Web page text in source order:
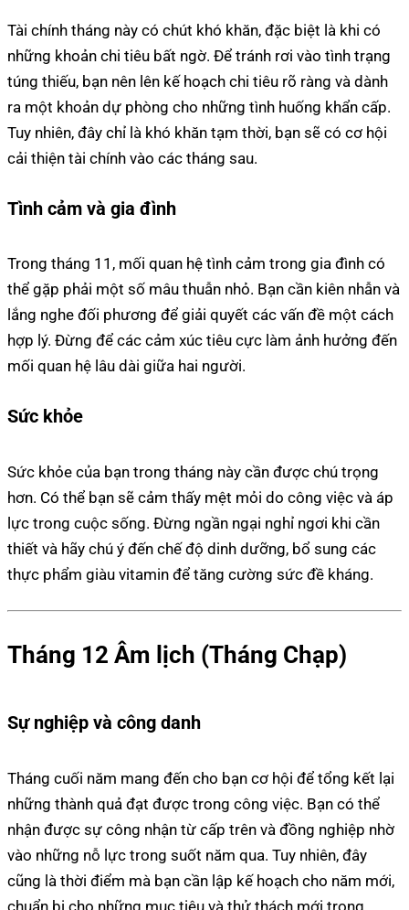
Tài chính tháng này có chút khó khăn, đặc biệt là khi có
những khoản chi tiêu bất ngờ. Để tránh rơi vào tình trạng
túng thiếu, bạn nên lên kế hoạch chi tiêu rõ ràng và dành
ra một khoản dự phòng cho những tình huống khẩn cấp.
Tuy nhiên, đây chỉ là khó khăn tạm thời, bạn sẽ có cơ hội
cải thiện tài chính vào các tháng sau.
Tình cảm và gia đình
Trong tháng 11, mối quan hệ tình cảm trong gia đình có
thể gặp phải một số mâu thuẫn nhỏ. Bạn cần kiên nhẫn và
lắng nghe đối phương để giải quyết các vấn đề một cách
hợp lý. Đừng để các cảm xúc tiêu cực làm ảnh hưởng đến
mối quan hệ lâu dài giữa hai người.
Sức khỏe
Sức khỏe của bạn trong tháng này cần được chú trọng
hơn. Có thể bạn sẽ cảm thấy mệt mỏi do công việc và áp
lực trong cuộc sống. Đừng ngần ngại nghỉ ngơi khi cần
thiết và hãy chú ý đến chế độ dinh dưỡng, bổ sung các
thực phẩm giàu vitamin để tăng cường sức đề kháng.
Tháng 12 Âm lịch (Tháng Chạp)
Sự nghiệp và công danh
Tháng cuối năm mang đến cho bạn cơ hội để tổng kết lại
những thành quả đạt được trong công việc. Bạn có thể
nhận được sự công nhận từ cấp trên và đồng nghiệp nhờ
vào những nỗ lực trong suốt năm qua. Tuy nhiên, đây
cũng là thời điểm mà bạn cần lập kế hoạch cho năm mới,
chuẩn bị cho những mục tiêu và thử thách mới trong